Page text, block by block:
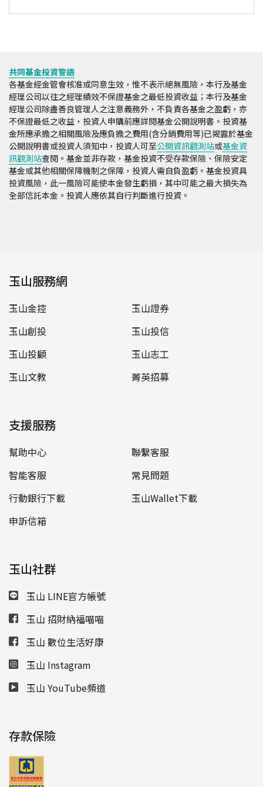
共同基金投資警語
各基金經金管會核准或同意生效，惟不表示絕無風險，本行及基金
經理公司以往之經理績效不保證基金之最低投資收益；本行及基金
經理公司除盡善良管理人之注意義務外，不負責各基金之盈虧，亦
不保證最低之收益，投資人申購前應詳閱基金公開說明書。投資基
金所應承擔之相關風險及應負擔之費用(含分銷費用等)已揭露於基金
公開說明書或投資人須知中，投資人可至公開資訊觀測站或基金資
訊觀測站查閱。基金並非存款，基金投資不受存款保險、保險安定
基金或其他相關保障機制之保障，投資人需自負盈虧。基金投資具
投資風險，此一風險可能使本金發生虧損，其中可能之最大損失為
全部信託本金。投資人應依其自行判斷進行投資。
玉山服務網
玉山金控
玉山證券
玉山創投
玉山投信
玉山投顧
玉山志工
玉山文教
菁英招募
支援服務
幫助中心
聯繫客服
智能客服
常見問題
行動銀行下載
玉山Wallet下載
申訴信箱
玉山社群
玉山 LINE官方帳號
玉山 招財納福喵喵
玉山 數位生活好康
玉山 Instagram
玉山 YouTube頻道
存款保險